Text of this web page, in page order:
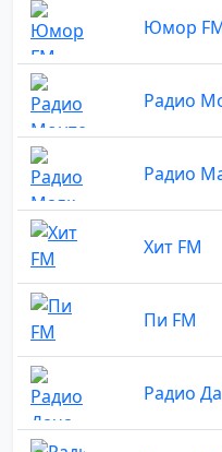
Юмор
Радио
Радио
Хит FM
Пи FM
Радио